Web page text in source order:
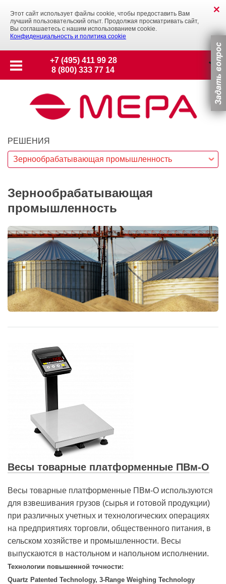
Этот сайт использует файлы cookie, чтобы предоставить Вам
лучший пользовательский опыт. Продолжая просматривать сайт,
Вы соглашаетесь с нашим использованием cookie.
Конфиденциальность и политика cookie
+7 (495) 411 99 28
8 (800) 333 77 14
РЕШЕНИЯ
Зернообрабатывающая промышленность
Зернообрабатывающая
промышленность
Весы товарные платформенные ПВм-О
Весы товарные платформенные ПВм-О используются
для взвешивания грузов (сырья и готовой продукции)
при различных учетных и технологических операциях
на предприятиях торговли, общественного питания, в
сельском хозяйстве и промышленности. Весы
выпускаются в настольном и напольном исполнении.
Технологии повышенной точности:
Quartz Patented Technology, 3-Range Weighing Technology